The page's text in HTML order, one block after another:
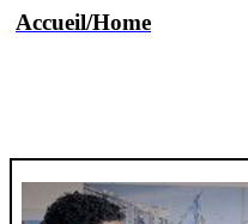
Accueil/Home